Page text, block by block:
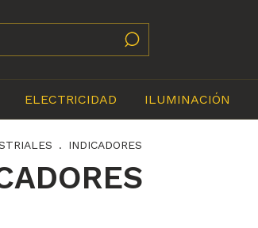
ELECTRICIDAD ILUMINACIÓN
. INDICADORES